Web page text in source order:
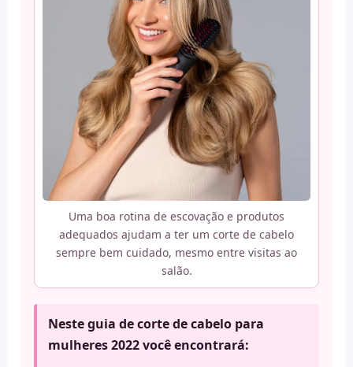
Uma boa rotina de escovação e produtos
adequados ajudam a ter um corte de cabelo
sempre bem cuidado, mesmo entre visitas ao
salão.
Neste guia de corte de cabelo para
mulheres 2022 você encontrará: